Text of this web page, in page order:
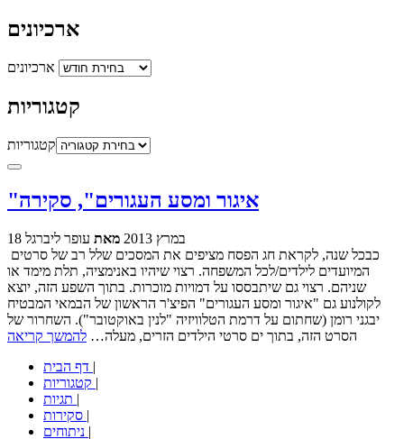
ארכיונים
ארכיונים
קטגוריות
קטגוריות
"איגור ומסע העגורים", סקירה
18 במרץ 2013 מאת עופר ליברגל
המיועדים לילדים/לכל המשפחה. רצוי שיהיו באנימציה, תלת מימד או
שניהם. רצוי גם שיתבססו על דמויות מוכרות. בתוך השפע הזה, יוצא
לקולנוע גם "איגור ומסע העגורים" הפיצ'ר הראשון של הבמאי המבטיח
יבגני רומן (שחתום על דרמת הטלוויזיה "לנין באוקטובר"). השחרור של
הסרט הזה, בתוך ים סרטי הילדים הזרים, מעלה… להמשך קריאה
|
|
|
|
|